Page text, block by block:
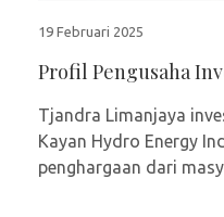
19 Februari 2025
Profil Pengusaha
Tjandra Limanjaya
Kayan Hydro Energy
penghargaan dari